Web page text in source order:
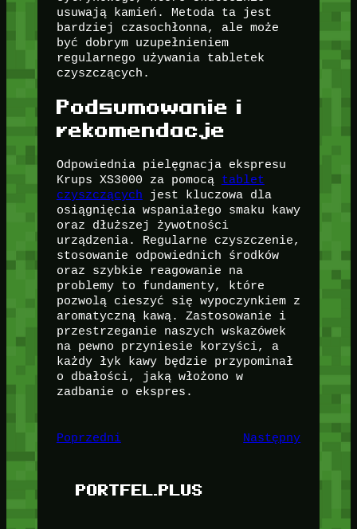
usuwają kamień. Metoda ta jest
bardziej czasochłonna, ale może
być dobrym uzupełnieniem
regularnego używania tabletek
czyszczących.
Podsumowanie i
rekomendacje
Odpowiednia pielęgnacja ekspresu
Krups XS3000 za pomocą tablet
czyszczących jest kluczowa dla
osiągnięcia wspaniałego smaku kawy
oraz dłuższej żywotności
urządzenia. Regularne czyszczenie,
stosowanie odpowiednich środków
oraz szybkie reagowanie na
problemy to fundamenty, które
pozwolą cieszyć się wypoczynkiem z
aromatyczną kawą. Zastosowanie i
przestrzeganie naszych wskazówek
na pewno przyniesie korzyści, a
każdy łyk kawy będzie przypominał
o dbałości, jaką włożono w
zadbanie o ekspres.
Poprzedni Następny
PORTFEL.PLUS